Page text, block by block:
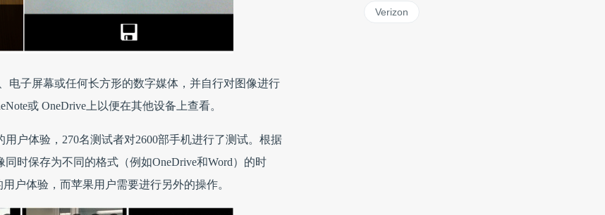
电子屏幕或任何长方形的数字媒体，并自行对图像进行
或 OneDrive上以便在其他设备上查看。
户体验，270名测试者对2600部手机进行了测试。根据
时保存为不同的格式（例如OneDrive和Word）的时
户体验，而苹果用户需要进行另外的操作。
Verizon